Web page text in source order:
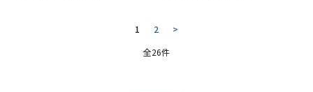
1 2
>
全26件